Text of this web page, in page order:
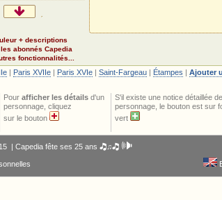
| Paris XVIIe | Paris XVIe | Saint-Fargeau | Étampes | Ajouter
+ descriptions
abonnés Capedia
fonctionnalités...
Pour afficher les détails d'un
personnage, cliquez
sur le bouton
S'il existe une notice détaillée
personnage, le bouton est sur
vert
| Capedia fête ses 25 ans 🎝♫🎝 🕪